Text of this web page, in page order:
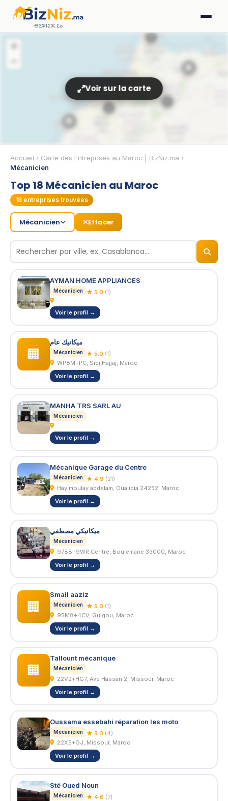
ⴱⵉⵣⵏⵉⵣ.ⵎⴰ
Accueil › Carte des Entreprises au Maroc | BizNiz.ma ›
Mécanicien
Top 18 Mécanicien au Maroc
18 entreprises trouvées
Mécanicien Effacer
AYMAN HOME APPLIANCES
Mécanicien ★ 5.0 (1)
Voir le profil →
🏢
ميكانيك عام
Mécanicien ★ 5.0 (1)
WP8M+PC, Sidi Hajjaj, Maroc
Voir le profil →
MANHA TRS SARL AU
Mécanicien
Voir le profil →
Mécanique Garage du Centre
Mécanicien ★ 4.9 (21)
Hay moulay abdslam, Oualidia 24252, Maroc
Voir le profil →
ميكانيكي مصطفي
Mécanicien
9788+9WR Centre, Boulemane 33000, Maroc
Voir le profil →
🏢
Smail aaziz
Mécanicien ★ 5.0 (1)
95M8+4CV, Guigou, Maroc
Voir le profil →
🏢
Tallount mécanique
Mécanicien
22V2+HG7, Ave Hassan 2, Missour, Maroc
Voir le profil →
Oussama essebahi réparation les moto
Mécanicien ★ 5.0 (4)
22X5+GJ, Missour, Maroc
Voir le profil →
Sté Oued Noun
Mécanicien ★ 4.6 (7)
🏢
🏢
🏢
🏢
+
−
BizNiz.ma
Voir sur la carte